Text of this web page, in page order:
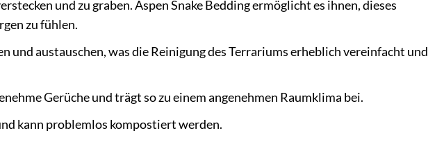
und zu graben. Aspen Snake Bedding ermöglicht es ihnen, dieses
zu fühlen.
und austauschen, was die Reinigung des Terrariums erheblich vereinfacht und
Gerüche und trägt so zu einem angenehmen Raumklima bei.
kann problemlos kompostiert werden.